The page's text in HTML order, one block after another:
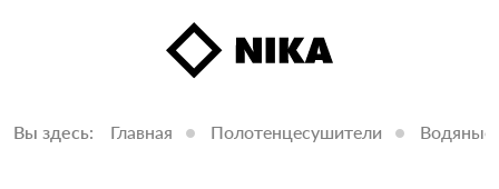
Вы здесь: Главная Полотенцесушители Водяные